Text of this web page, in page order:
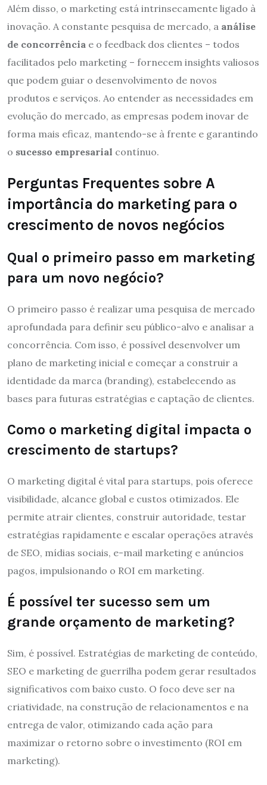
Além disso, o marketing está intrinsecamente ligado à
inovação. A constante pesquisa de mercado, a análise
de concorrência e o feedback dos clientes – todos
facilitados pelo marketing – fornecem insights valiosos
que podem guiar o desenvolvimento de novos
produtos e serviços. Ao entender as necessidades em
evolução do mercado, as empresas podem inovar de
forma mais eficaz, mantendo-se à frente e garantindo
o sucesso empresarial contínuo.
Perguntas Frequentes sobre A
importância do marketing para o
crescimento de novos negócios
Qual o primeiro passo em marketing
para um novo negócio?
O primeiro passo é realizar uma pesquisa de mercado
aprofundada para definir seu público-alvo e analisar a
concorrência. Com isso, é possível desenvolver um
plano de marketing inicial e começar a construir a
identidade da marca (branding), estabelecendo as
bases para futuras estratégias e captação de clientes.
Como o marketing digital impacta o
crescimento de startups?
O marketing digital é vital para startups, pois oferece
visibilidade, alcance global e custos otimizados. Ele
permite atrair clientes, construir autoridade, testar
estratégias rapidamente e escalar operações através
de SEO, mídias sociais, e-mail marketing e anúncios
pagos, impulsionando o ROI em marketing.
É possível ter sucesso sem um
grande orçamento de marketing?
Sim, é possível. Estratégias de marketing de conteúdo,
SEO e marketing de guerrilha podem gerar resultados
significativos com baixo custo. O foco deve ser na
criatividade, na construção de relacionamentos e na
entrega de valor, otimizando cada ação para
maximizar o retorno sobre o investimento (ROI em
marketing).